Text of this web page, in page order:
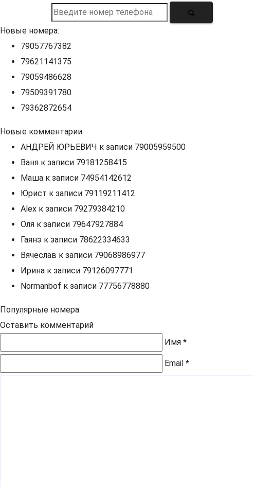
Новые номера:
79057767382
79621141375
79059486628
79509391780
79362872654
Новые комментарии
АНДРЕЙ ЮРЬЕВИЧ к записи 79005959500
Ваня к записи 79181258415
Маша к записи 74954142612
Юрист к записи 79119211412
Alex к записи 79279384210
Оля к записи 79647927884
Гаянэ к записи 78622334633
Вячеслав к записи 79068986977
Ирина к записи 79126097771
Normanbof к записи 77756778880
Популярные номера
Оставить комментарий
Имя *
Email *